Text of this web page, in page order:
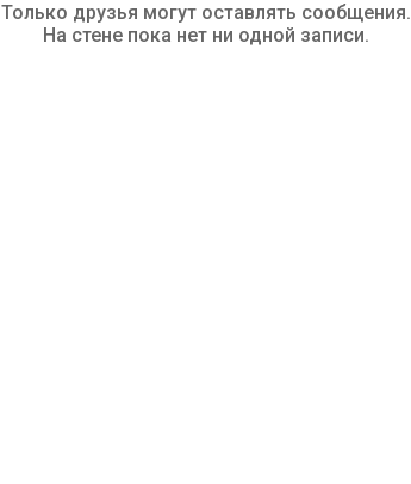
Только друзья могут оставлять сообщения.
На стене пока нет ни одной записи.